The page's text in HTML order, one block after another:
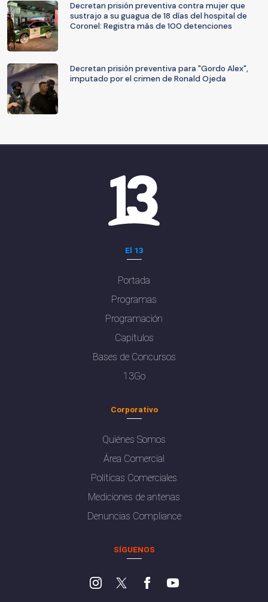
Decretan prisión preventiva contra mujer que
sustrajo a su guagua de 18 días del hospital de
Coronel: Registra más de 100 detenciones
Decretan prisión preventiva para "Gordo Alex",
imputado por el crimen de Ronald Ojeda
El 13
Portada
Programas
Programación
Capítulos
Bases de Concursos
13Go
Corporativo
Quiénes Somos
Área Comercial
Políticas Comerciales
Mediciones de antenas
Denuncias Compliance
SÍGUENOS